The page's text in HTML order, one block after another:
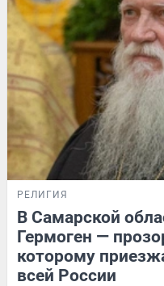
РЕЛИГИЯ
В Самарской
Гермоген —
которому
всей России